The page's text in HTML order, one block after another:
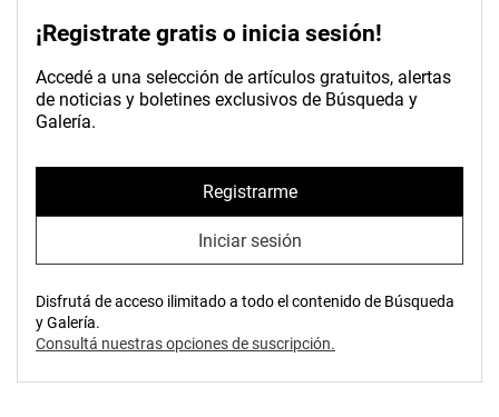
¡Registrate gratis o inicia sesión!
Accedé a una selección de artículos gratuitos, alertas
de noticias y boletines exclusivos de Búsqueda y
Galería.
Registrarme
Iniciar sesión
Disfrutá de acceso ilimitado a todo el contenido de Búsqueda
y Galería.
Consultá nuestras opciones de suscripción.